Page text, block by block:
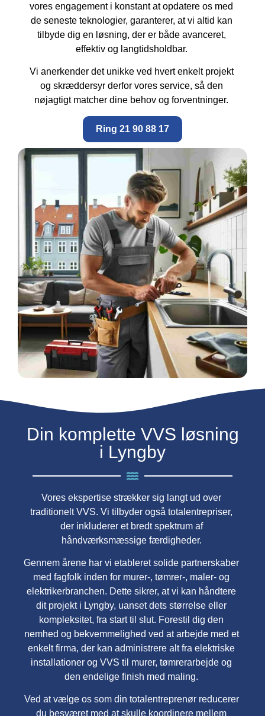
vores engagement i konstant at opdatere os med
de seneste teknologier, garanterer, at vi altid kan
tilbyde dig en løsning, der er både avanceret,
effektiv og langtidsholdbar.
Vi anerkender det unikke ved hvert enkelt projekt
og skræddersyr derfor vores service, så den
nøjagtigt matcher dine behov og forventninger.
Ring 21 90 88 17
Din komplette VVS løsning
i Lyngby
Vores ekspertise strækker sig langt ud over
traditionelt VVS. Vi tilbyder også totalentrepriser,
der inkluderer et bredt spektrum af
håndværksmæssige færdigheder.
Gennem årene har vi etableret solide partnerskaber
med fagfolk inden for murer-, tømrer-, maler- og
elektrikerbranchen. Dette sikrer, at vi kan håndtere
dit projekt i Lyngby, uanset dets størrelse eller
kompleksitet, fra start til slut. Forestil dig den
nemhed og bekvemmelighed ved at arbejde med et
enkelt firma, der kan administrere alt fra elektriske
installationer og VVS til murer, tømrerarbejde og
den endelige finish med maling.
Ved at vælge os som din totalentreprenør reducerer
du besværet med at skulle koordinere mellem